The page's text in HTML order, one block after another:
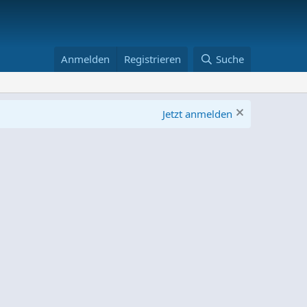
Anmelden Registrieren Suche
Jetzt anmelden